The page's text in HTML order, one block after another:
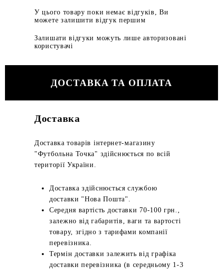
У цього товару поки немає відгуків, Ви
можете залишити відгук першим
Залишати відгуки можуть лише авторизовані
користувачі
ДОСТАВКА ТА ОПЛАТА
Доставка
Доставка товарів інтернет-магазину
"Футбольна Точка" здійснюється по всій
території України.
Доставка здійснюється службою
доставки "Нова Пошта".
Середня вартість доставки 70-100 грн.,
залежно від габаритів, ваги та вартості
товару, згідно з тарифами компанії
перевізника.
Термін доставки залежить від графіка
доставки перевізника (в середньому 1-3